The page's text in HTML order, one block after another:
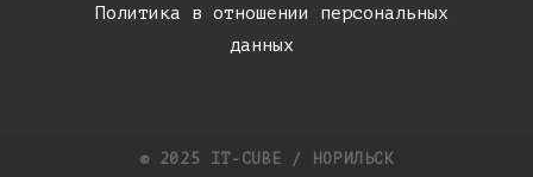
Политика в отношении персональных
данных
© 2025 IT-CUBE / НОРИЛЬСК